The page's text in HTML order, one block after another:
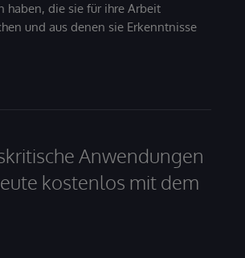
haben, die sie für ihre Arbeit
und aus denen sie Erkenntnisse
Anwendungen
kostenlos mit dem